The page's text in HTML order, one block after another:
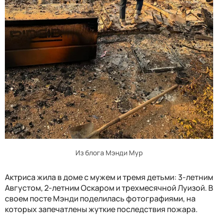
Из блога Мэнди Мур
Актриса жила в доме с мужем и тремя детьми: 3-летним
Августом, 2-летним Оскаром и трехмесячной Луизой. В
своем посте Мэнди поделилась фотографиями, на
которых запечатлены жуткие последствия пожара.